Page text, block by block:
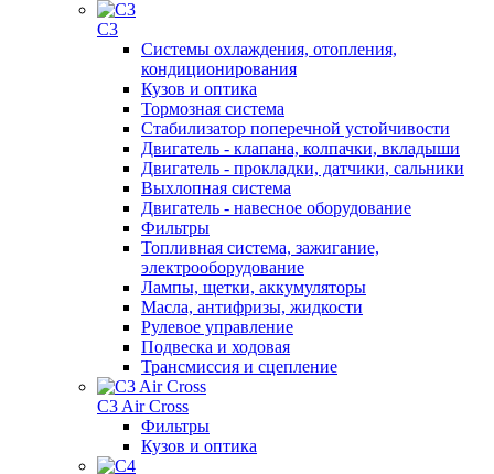
C3
Системы охлаждения, отопления,
кондиционирования
Кузов и оптика
Тормозная система
Стабилизатор поперечной устойчивости
Двигатель - клапана, колпачки, вкладыши
Двигатель - прокладки, датчики, сальники
Выхлопная система
Двигатель - навесное оборудование
Фильтры
Топливная система, зажигание,
электрооборудование
Лампы, щетки, аккумуляторы
Масла, антифризы, жидкости
Рулевое управление
Подвеска и ходовая
Трансмиссия и сцепление
C3 Air Cross
Фильтры
Кузов и оптика